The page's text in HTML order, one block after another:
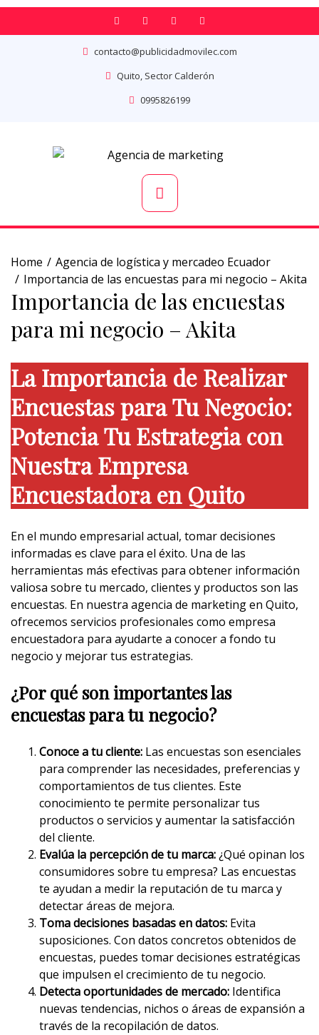
contacto@publicidadmovilec.com
Quito, Sector Calderón
0995826199
Home
Agencia de logística y mercadeo Ecuador
Importancia de las encuestas para mi negocio – Akita
Importancia de las encuestas
para mi negocio – Akita
La Importancia de Realizar
Encuestas para Tu Negocio:
Potencia Tu Estrategia con
Nuestra Empresa
Encuestadora en Quito
En el mundo empresarial actual, tomar decisiones
informadas es clave para el éxito. Una de las
herramientas más efectivas para obtener información
valiosa sobre tu mercado, clientes y productos son las
encuestas. En nuestra agencia de marketing en Quito,
ofrecemos servicios profesionales como empresa
encuestadora para ayudarte a conocer a fondo tu
negocio y mejorar tus estrategias.
¿Por qué son importantes las
encuestas para tu negocio?
Conoce a tu cliente: Las encuestas son esenciales
para comprender las necesidades, preferencias y
comportamientos de tus clientes. Este
conocimiento te permite personalizar tus
productos o servicios y aumentar la satisfacción
del cliente.
Evalúa la percepción de tu marca:¿Qué opinan los
consumidores sobre tu empresa? Las encuestas
te ayudan a medir la reputación de tu marca y
detectar áreas de mejora.
Toma decisiones basadas en datos: Evita
suposiciones. Con datos concretos obtenidos de
encuestas, puedes tomar decisiones estratégicas
que impulsen el crecimiento de tu negocio.
Detecta oportunidades de mercado: Identifica
nuevas tendencias, nichos o áreas de expansión a
través de la recopilación de datos.